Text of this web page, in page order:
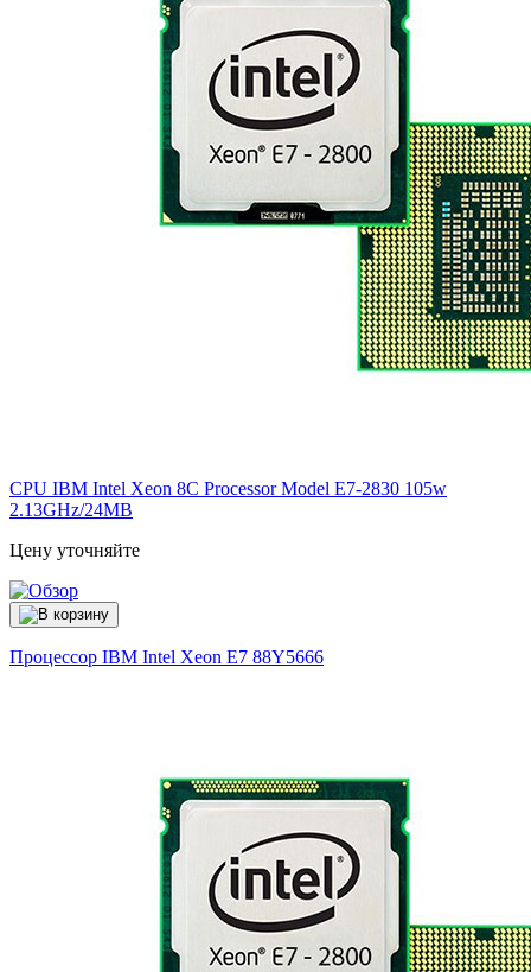
CPU IBM Intel Xeon 8C Processor Model E7-2830 105w
2.13GHz/24MB
Цену уточняйте
Процессор IBM Intel Xeon E7 88Y5666